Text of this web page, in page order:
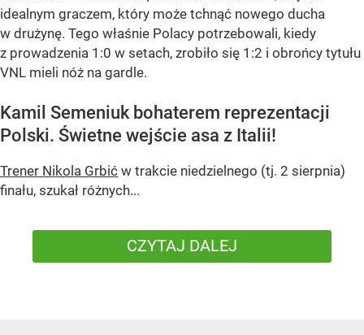
idealnym graczem, który może tchnąć nowego ducha
w drużynę. Tego właśnie Polacy potrzebowali, kiedy
z prowadzenia 1:0 w setach, zrobiło się 1:2 i obrońcy tytułu
VNL mieli nóż na gardle.
Kamil Semeniuk bohaterem reprezentacji
Polski. Świetne wejście asa z Italii!
Trener Nikola Grbić w trakcie niedzielnego (tj. 2 sierpnia)
finału, szukał różnych...
CZYTAJ DALEJ